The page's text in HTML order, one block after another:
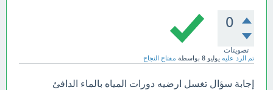
0
تصويتات
تم الرد عليه يوليو 8 بواسطة مفتاح النجاح
إجابة سؤال تغسل ارضيه دورات المياه بالماء الدافئ